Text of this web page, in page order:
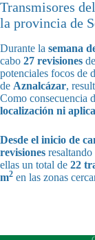
Transmisores
la provincia de
Durante la semana
cabo 27 revisiones
potenciales focos de
de Aznalcázar,
Como consecuencia
localización ni
Desde el inicio de
revisiones resaltando
ellas un total de 22
m2 en las zonas